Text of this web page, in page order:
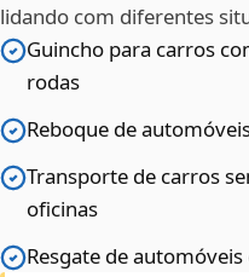
lidando com diferentes
Guincho para carros
rodas
Reboque de
Transporte de carros
oficinas
Resgate de